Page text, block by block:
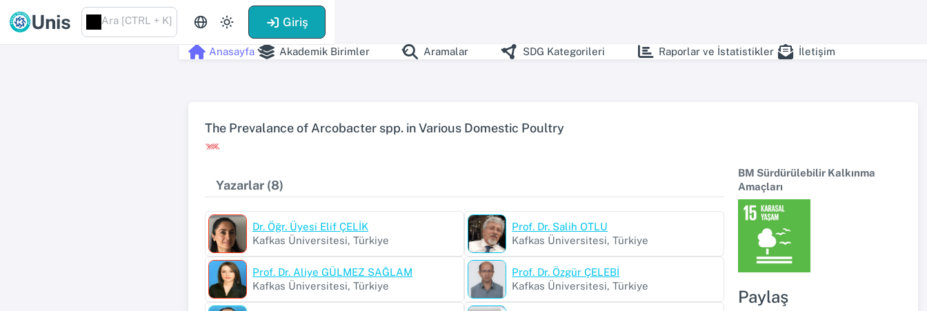
Unis Ara [CTRL + K] Giriş
Anasayfa Akademik Birimler Aramalar SDG Kategorileri Raporlar ve İstatistikler İletişim
The Prevalance of Arcobacter spp. in Various Domestic Poultry
Yazarlar (8)
Dr. Öğr. Üyesi Elif ÇELİK
Kafkas Üniversitesi, Türkiye
Prof. Dr. Salih OTLU
Kafkas Üniversitesi, Türkiye
Prof. Dr. Aliye GÜLMEZ SAĞLAM
Kafkas Üniversitesi, Türkiye
Prof. Dr. Özgür ÇELEBİ
Kafkas Üniversitesi, Türkiye
BM Sürdürülebilir Kalkınma
Amaçları
Paylaş